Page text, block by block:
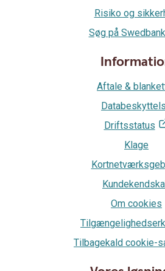
Risiko og
Søg på
Aftale &
Driftsstatus
Klage
Om cookies
Tilbagekald cookie-